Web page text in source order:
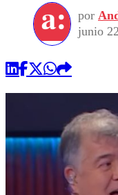
por
junio